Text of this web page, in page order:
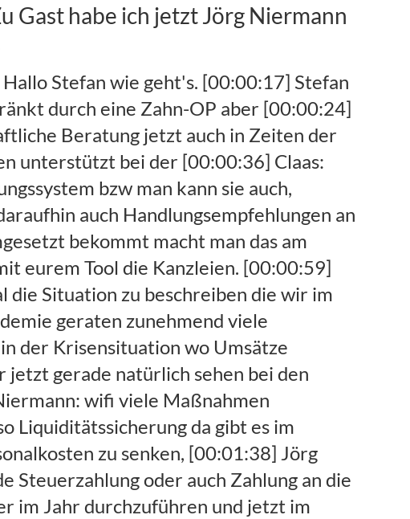
Gast habe ich jetzt Jörg Niermann
weggenommen und ich bin einfach viel viel schneller in der Stellung dieses Plans II ist, [00:05:48] Jörg Niermann: dass unser Werkzeug ein sehr sehr mächtiges Report Management-Tool im Bauch hat, [00:05:55] Jörg Niermann: wo im auch Berichte drin sind die wir gemeinsam mit vor allem Volksbanken Raiffeisenbanken und Sparkassen erstellt haben das hat die Anforderung der Banken heute schon erfüllen, [00:06:05] Jörg Niermann: ich muss also jetzt nicht selber noch solche Berichte überlegen muss vielleicht ins sonnenschweine Nero gehen sagen was wir von der Bank akzeptiert was nicht da gibt's bereits Standardberichte die Bank gewohnt ist zu sehen mit denen die Bank arbeiten kann, [00:06:18] Jörg Niermann: und zusätzlich die Möglichkeit diese Dinge auch noch in Excel zu exportieren dass die Band die im auch gleich in die eigenen Systeme einlesen kann also kurzum ich muss mich wenig, [00:06:27] Jörg Niermann: mit der Planung Technologie beschäftigen und dem ganzen Drumherum soll ich kann meine Zeit wirklich sehr sehr Zeit schon eben auf dem planungsinhalte konzentrieren und dafür schon viel Arbeit abgenommen. [00:06:40] Claas: Ja ich hatte das letzte mal gesprochen hatten da war eure Schnittstelle zu DATEV Welt kurz vor dem Start ist sie gestartet und welche Szenarien könnt ihr da mit bedienen. [00:06:53] Jörg Niermann: Ja die DATEV-Schnittstelle gibt es seit etwa einem Monat also wir haben die nahezu plangerechte auch live gestellt und was ich da jetzt machen kann ist ich kann eben wenn ich eine wenn ich die sogenannte DATEV [00:07:06] Jörg Niermann: Desktopanwendung nutze also meine Anwendung nicht im Rechenzentrum der DATEV in Nürnberg habe da gibt es eine andere afisi gehörende online Connect aber wenn ich. [00:07:17] Jörg Niermann: Entweder die Daten selber administrieren bei mir im Haus oder sie bei einem Drittanbieter huste kann ich diese Schnittstelle nutzen und kann eben auf Knopfdruck beliebig viele Daten über beliebig viele Mandanten gleichzeitig ins System laden [00:07:31] Jörg Niermann: und in der Konsequenz auch natürlich mir auch solche Planungsvorschläge über beliebig viele Mandanten gleichzeitig erstellen lassen. [00:07:38] Claas: Jetzt müsste es nur noch einmal kurz das Auto das Bezahlmodell erläutern weil Daten für alle Mandanten hoch sind die dann alle Kunden bei Euch oder muss ich für die alle ein Konto anlegen oder was auch immer wie ist euer Bezahlmodell. [00:07:51] Jörg Niermann: Ja also wir rechnen ja nach sogenannten System Mandanten bei uns ab System an dann heißt immer ich habe einen System Platz [00:07:59] Jörg Niermann: ja geschaffen wo ich die Daten für einen Mandanten halte wird da scheiden der immer zwischen Beratungs Mandanten und System Mandanten wenn ich in normalen Situationen bin will ich jetzt ich will Mandanten nur analysieren wegen Analysebericht geben [00:08:12] Jörg Niermann: ja dann sagen wir mal nutze einen System Mandanten [00:08:15] Jörg Niermann: lade die Daten eines Beratungs Mandanten ins System löscht die Daten nach bricht Erstellung wieder und nutz auf dem gleichen System Mandanten den nächsten Beratungsmandat, [00:08:24] Jörg Niermann: also kann ich eben sehr viele Beratungs Mandanten vor allem wenn der Analyse über ein System Mandanten laufen lassen jetzt in diesem. [00:08:31] Claas: Erdbeerzeit wenn ich einen laufend beraten will dann mache ich ihn zum System an dann habe ich laufen seine Daten drin und dann ist es halt auch mit. [00:08:39] Jörg Niermann: Und